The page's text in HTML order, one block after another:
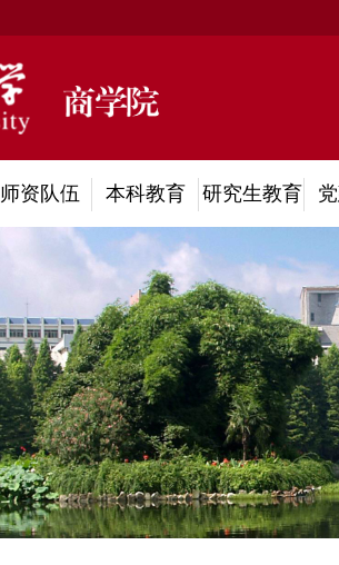
师资队伍 本科教育 研究生教育